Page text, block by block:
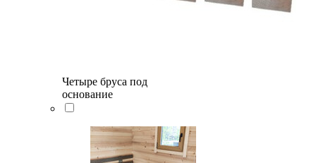
Четыре бруса под
основание